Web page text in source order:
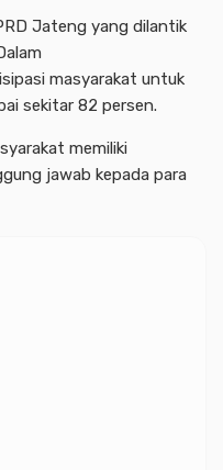
Jateng yang dilantik
masyarakat untuk
sekitar 82 persen.
memiliki
jawab kepada para